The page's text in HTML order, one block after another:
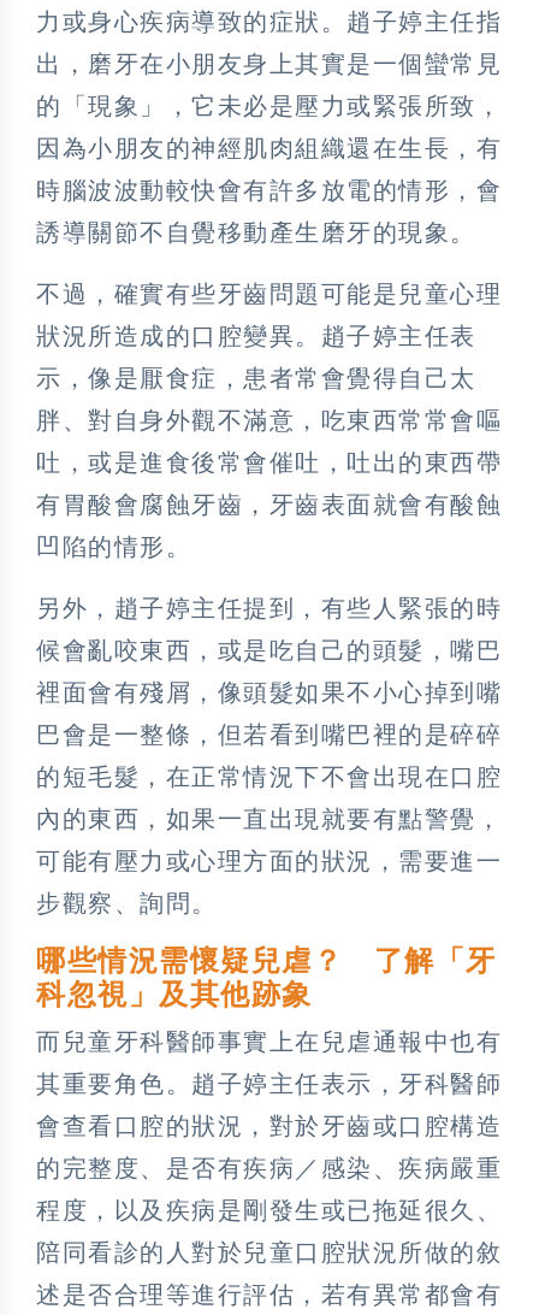
力或身心疾病導致的症狀。趙子婷主任指
出，磨牙在小朋友身上其實是一個蠻常見
的「現象」，它未必是壓力或緊張所致，
因為小朋友的神經肌肉組織還在生長，有
時腦波波動較快會有許多放電的情形，會
誘導關節不自覺移動產生磨牙的現象。
不過，確實有些牙齒問題可能是兒童心理
狀況所造成的口腔變異。趙子婷主任表
示，像是厭食症，患者常會覺得自己太
胖、對自身外觀不滿意，吃東西常常會嘔
吐，或是進食後常會催吐，吐出的東西帶
有胃酸會腐蝕牙齒，牙齒表面就會有酸蝕
凹陷的情形。
另外，趙子婷主任提到，有些人緊張的時
候會亂咬東西，或是吃自己的頭髮，嘴巴
裡面會有殘屑，像頭髮如果不小心掉到嘴
巴會是一整條，但若看到嘴巴裡的是碎碎
的短毛髮，在正常情況下不會出現在口腔
內的東西，如果一直出現就要有點警覺，
可能有壓力或心理方面的狀況，需要進一
步觀察、詢問。
哪些情況需懷疑兒虐？ 了解「牙
科忽視」及其他跡象
而兒童牙科醫師事實上在兒虐通報中也有
其重要角色。趙子婷主任表示，牙科醫師
會查看口腔的狀況，對於牙齒或口腔構造
的完整度、是否有疾病／感染、疾病嚴重
程度，以及疾病是剛發生或已拖延很久、
陪同看診的人對於兒童口腔狀況所做的敘
述是否合理等進行評估，若有異常都會有